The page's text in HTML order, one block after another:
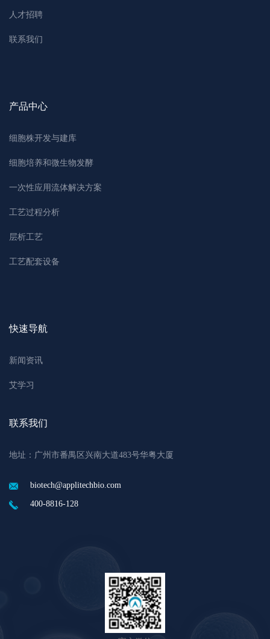
人才招聘
联系我们
产品中心
细胞株开发与建库
细胞培养和微生物发酵
一次性应用流体解决方案
工艺过程分析
层析工艺
工艺配套设备
快速导航
新闻资讯
艾学习
联系我们
地址：广州市番禺区兴南大道483号华粤大厦
biotech@applitechbio.com
400-8816-128